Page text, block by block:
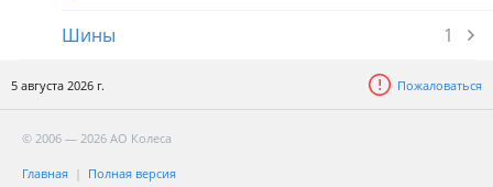
Шины
1
5 августа 2026 г. Пожаловаться
© 2006 — 2026 АО Колеса
Главная Полная версия